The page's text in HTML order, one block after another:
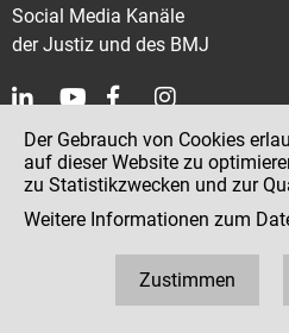
Social Media Kanäle
der Justiz und des BMJ
Kontakt
Impressum
Datenschutz
Hinweisgeber:innenplattform
Der Gebrauch von Cookies
auf dieser Website zu
zu Statistikzwecken und zur
Weitere Informationen zum
Zustimmen